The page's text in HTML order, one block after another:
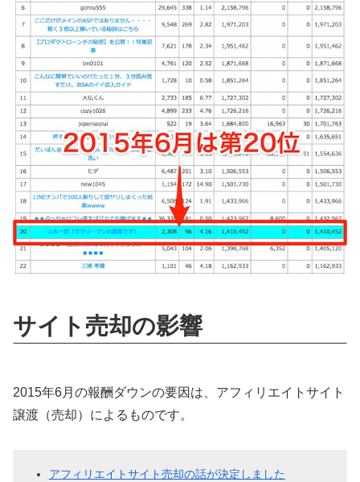
サイト売却の影響
2015年6月の報酬ダウンの要因は、アフィリエイトサイト
譲渡（売却）によるものです。
アフィリエイトサイト売却の話が決定しました